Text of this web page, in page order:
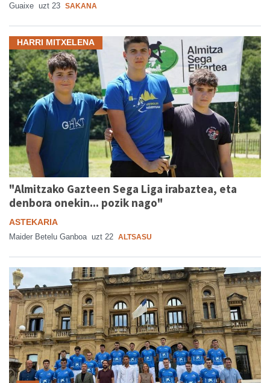
Guaixe uzt 23 SAKANA
HARRI MITXELENA
"Almitzako Gazteen Sega Liga irabaztea, eta
denbora onekin... pozik nago"
ASTEKARIA
Maider Betelu Ganboa uzt 22 ALTSASU